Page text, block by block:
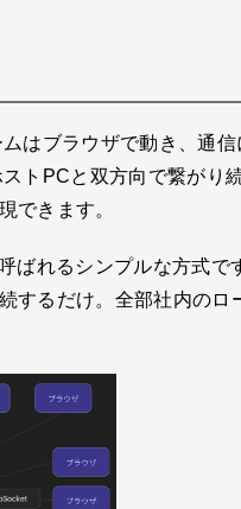
はブラウザで動き、通
トPCと双方向で繋がり
できます。
ばれるシンプルな方式
するだけ。全部社内の